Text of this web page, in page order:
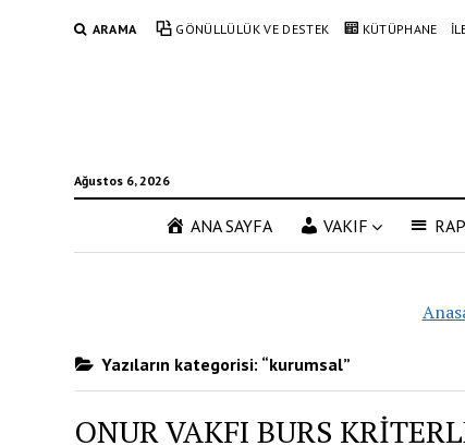
ARAMA GÖNÜLLÜLÜK VE DESTEK KÜTÜPHANE
Ağustos 6, 2026
ANA SAYFA VAKIF
Yazıların kategorisi: “kurumsal”
ONUR VAKFI BURS